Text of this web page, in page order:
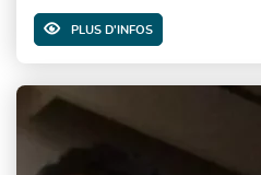
PLUS D'INFOS